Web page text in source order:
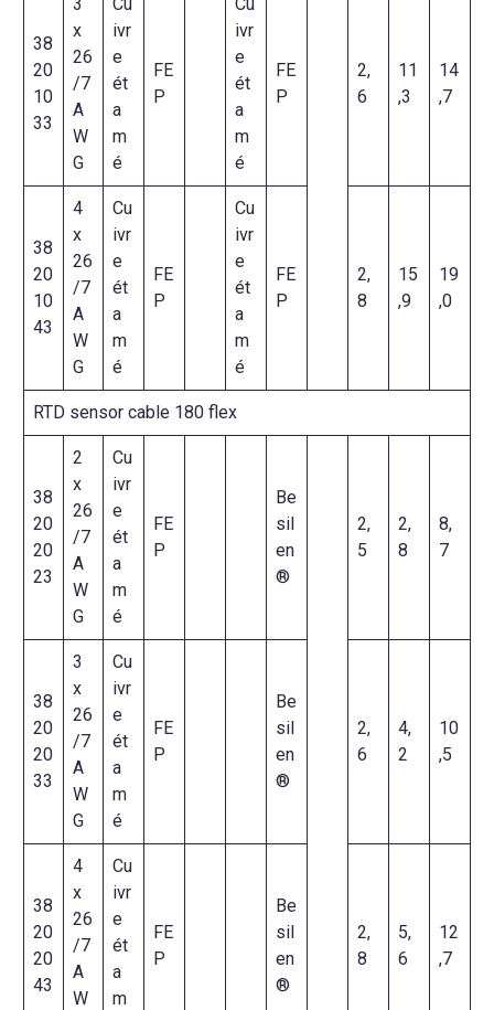
38
20
10
33
x
26
/7
A
W
G
ivr
e
ét
a
m
é
FE
P
ivr
e
ét
a
m
é
FE
P
2,
6
11
,3
14
,7
38
20
10
43
4
x
26
/7
A
W
G
Cu
ivr
e
ét
a
m
é
FE
P
Cu
ivr
e
ét
a
m
é
FE
P
2,
8
15
,9
19
,0
RTD sensor cable 180 flex
38
20
20
23
2
x
26
/7
A
W
G
Cu
ivr
e
ét
a
m
é
FE
P
Be
sil
en
®
2,
5
2,
8
8,
7
38
20
20
33
3
x
26
/7
A
W
G
Cu
ivr
e
ét
a
m
é
FE
P
Be
sil
en
®
2,
6
4,
2
10
,5
38
20
20
43
4
x
26
/7
A
W
Cu
ivr
e
ét
a
m
FE
P
Be
sil
en
®
2,
8
5,
6
12
,7